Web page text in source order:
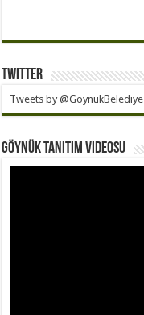
Twitter
Tweets by @GoynukBelediye
Göynük Tanıtım Videosu